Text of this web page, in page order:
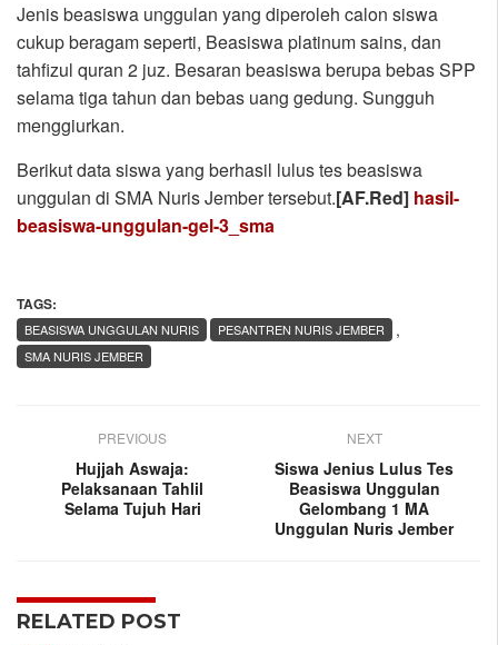
Jenis beasiswa unggulan yang diperoleh calon siswa
cukup beragam seperti, Beasiswa platinum sains, dan
tahfizul quran 2 juz. Besaran beasiswa berupa bebas SPP
selama tiga tahun dan bebas uang gedung. Sungguh
menggiurkan.
Berikut data siswa yang berhasil lulus tes beasiswa
unggulan di SMA Nuris Jember tersebut.[AF.Red] hasil-
beasiswa-unggulan-gel-3_sma
TAGS:
,
BEASISWA UNGGULAN NURIS
PESANTREN NURIS JEMBER
SMA NURIS JEMBER
PREVIOUS
Hujjah Aswaja:
Pelaksanaan Tahlil
Selama Tujuh Hari
NEXT
Siswa Jenius Lulus Tes
Beasiswa Unggulan
Gelombang 1 MA
Unggulan Nuris Jember
RELATED POST